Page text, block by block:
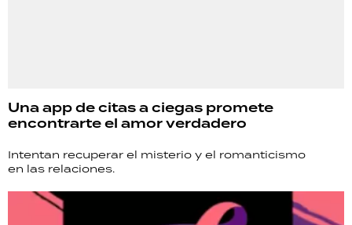
Una app de citas a ciegas promete
encontrarte el amor verdadero
Intentan recuperar el misterio y el romanticismo
en las relaciones.